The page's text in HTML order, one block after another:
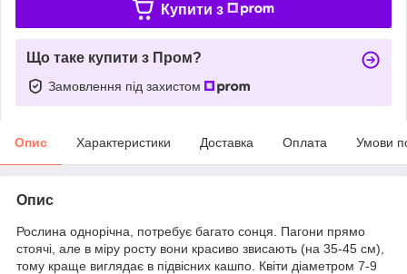
Купити з
Що таке купити з Пром?
Замовлення під захистом
Опис Характеристики Доставка Оплата Умови
Опис
Рослина однорічна, потребує багато сонця. Пагони прямо
стоячі, але в міру росту вони красиво звисають (на 35-45 см),
тому краще виглядає в підвісних кашпо. Квіти діаметром 7-9